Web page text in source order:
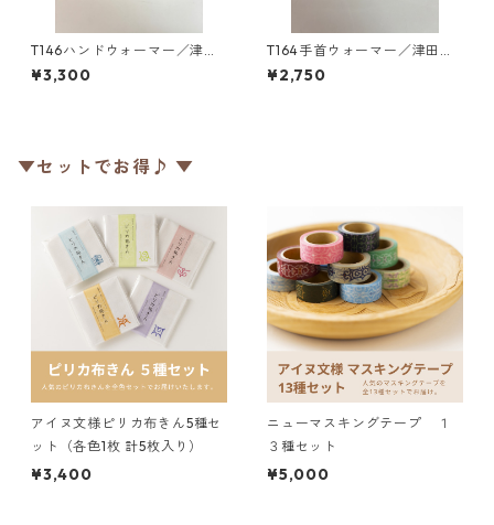
T146ハンドウォーマー／津田
命子デザインアイヌ文様編み
込みハンドウォーマー
¥3,300
T164手首ウォーマー／津田命
子デザインアイヌ文様編み込
み手首ウォーマー
¥2,750
▼セットでお得♪ ▼
アイヌ文様ピリカ布きん5種セ
ット（各色1枚 計5枚入り）
¥3,400
ニューマスキングテープ １
３種セット
¥5,000